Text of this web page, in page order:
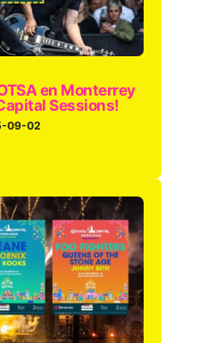
en Monterrey
Sessions!
09-02